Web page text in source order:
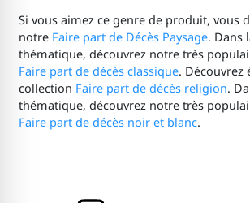
Si vous aimez ce genre de produit, vous
notre Faire part de Décès Paysage. Dans
thématique, découvrez notre très
Faire part de décès classique. Découvrez
collection Faire part de décès religion.
thématique, découvrez notre très
Faire part de décès noir et blanc.